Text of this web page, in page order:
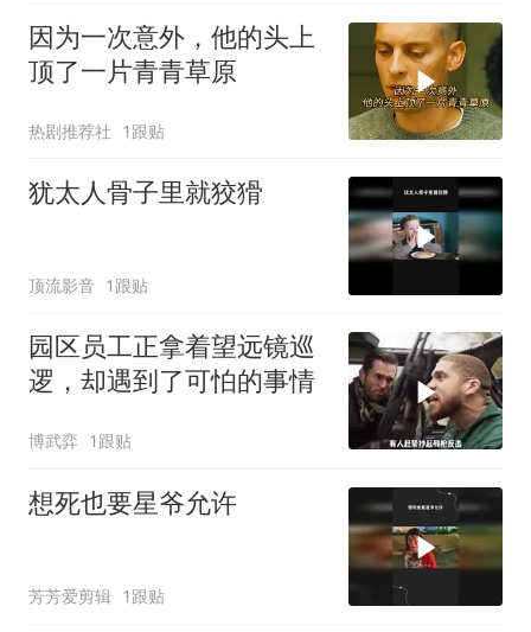
因为一次意外，他的头上
顶了一片青青草原
热剧推荐社 1跟贴
犹太人骨子里就狡猾
顶流影音 1跟贴
园区员工正拿着望远镜巡
逻，却遇到了可怕的事情
博武弈 1跟贴
想死也要星爷允许
芳芳爱剪辑 1跟贴